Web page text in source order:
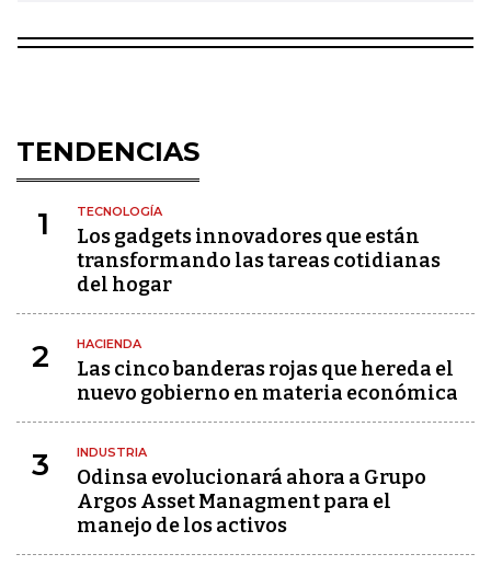
TENDENCIAS
1 TECNOLOGÍA
Los gadgets innovadores que están
transformando las tareas cotidianas
del hogar
2 HACIENDA
Las cinco banderas rojas que hereda el
nuevo gobierno en materia económica
3 INDUSTRIA
Odinsa evolucionará ahora a Grupo
Argos Asset Managment para el
manejo de los activos